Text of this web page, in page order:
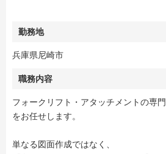
勤務地
兵庫県尼崎市
職務内容
フォークリフト・アタッチメントの専
をお任せします。
単なる図面作成ではなく、